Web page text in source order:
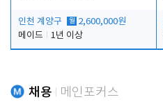
인천 계양구 월 2,600,000원
메이드
1년 이상
채용 메인포커스